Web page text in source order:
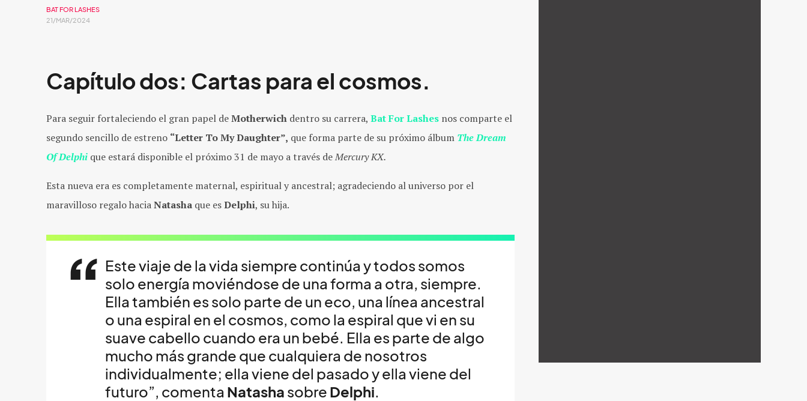
BAT FOR LASHES
21/MAR/2024
Capítulo dos: Cartas para el cosmos.
Para seguir fortaleciendo el gran papel deMotherwich dentro su carrera, Bat For Lashes nos comparte el
segundo sencillo de estreno “Letter To My Daughter”, que forma parte de su próximo álbum The Dream
Of Delphi que estará disponible el próximo 31 de mayo a través deMercury KX.
Esta nueva era es completamente maternal, espiritual y ancestral; agradeciendo al universo por el
maravilloso regalo haciaNatasha que esDelphi, su hija.
Este viaje de la vida siempre continúa y todos somos
solo energía moviéndose de una forma a otra, siempre.
Ella también es solo parte de un eco, una línea ancestral
o una espiral en el cosmos, como la espiral que vi en su
suave cabello cuando era un bebé. Ella es parte de algo
mucho más grande que cualquiera de nosotros
individualmente; ella viene del pasado y ella viene del
futuro”, comenta Natasha sobre Delphi.